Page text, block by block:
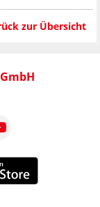
zur Übersicht